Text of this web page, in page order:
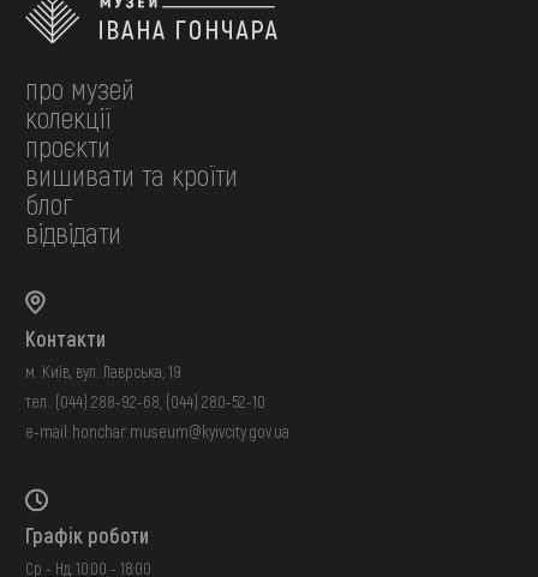
про музей
колекції
проєкти
вишивати та кроїти
блог
відвідати
Контакти
м. Київ, вул. Лаврська, 19
тел.: (044) 288-92-68 (044) 280-52-10
e-mail: honchar.museum@kyivcity.gov.ua
Графік роботи
Ср - Нд: 10:00 - 18:00